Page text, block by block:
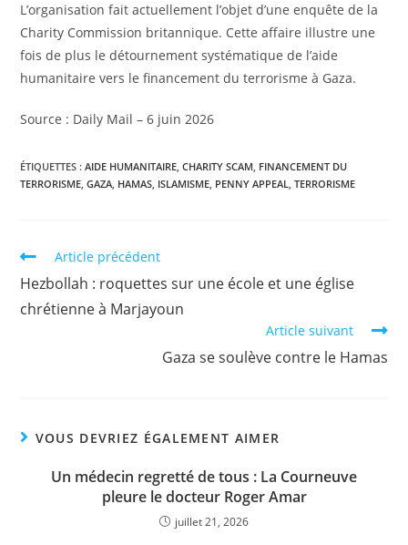
L’organisation fait actuellement l’objet d’une enquête de la
Charity Commission britannique. Cette affaire illustre une
fois de plus le détournement systématique de l’aide
humanitaire vers le financement du terrorisme à Gaza.
Source : Daily Mail – 6 juin 2026
ÉTIQUETTES :AIDE HUMANITAIRE, CHARITY SCAM, FINANCEMENT DU
TERRORISME, GAZA, HAMAS, ISLAMISME, PENNY APPEAL, TERRORISME
Article précédent
Hezbollah : roquettes sur une école et une église
chrétienne à Marjayoun
Article suivant
Gaza se soulève contre le Hamas
VOUS DEVRIEZ ÉGALEMENT AIMER
Un médecin regretté de tous : La Courneuve
pleure le docteur Roger Amar
juillet 21, 2026